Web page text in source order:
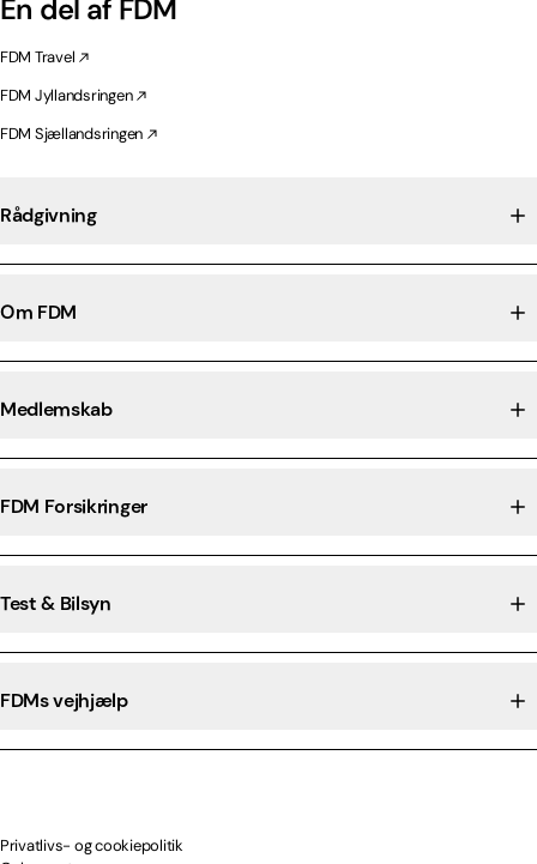
En del af FDM
FDM Travel
FDM Jyllandsringen
FDM Sjællandsringen
Rådgivning
Om FDM
Medlemskab
FDM Forsikringer
Test & Bilsyn
FDMs vejhjælp
Privatlivs- og cookiepolitik